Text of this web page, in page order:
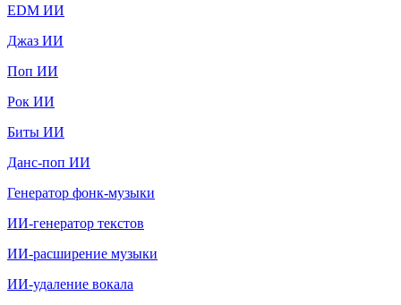
EDM ИИ
Джаз ИИ
Поп ИИ
Рок ИИ
Биты ИИ
Данс-поп ИИ
Генератор фонк-музыки
ИИ-генератор текстов
ИИ-расширение музыки
ИИ-удаление вокала